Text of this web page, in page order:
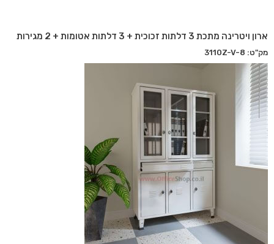
ארון ויטרינה מתכת 3 דלתות זכוכית + 3 דלתות אטומות + 2 מגירות
מק"ט: 3110Z-V-8